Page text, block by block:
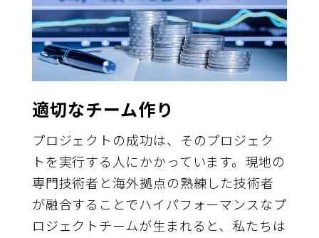
適切なチーム作り
プロジェクトの成功は、そのプロジェク
トを実行する人にかかっています。現地の
専門技術者と海外拠点の熟練した技術者
が融合することでハイパフォーマンスなプ
ロジェクトチームが生まれると、私たちは